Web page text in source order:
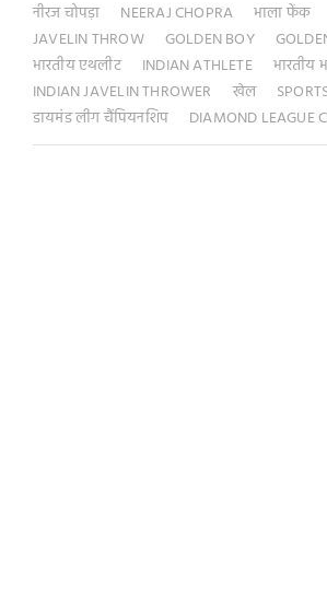
नीरज चोपड़ा NEERAJ CHOPRA
भाला फेंक
JAVELIN THROW
GOLDEN BOY
भारतीय एथलीट
INDIAN ATHLETE
भारतीय
INDIAN JAVELIN THROWER
खेल
डायमंड लीग चैंपियनशिप
DIAMOND LEAGUE